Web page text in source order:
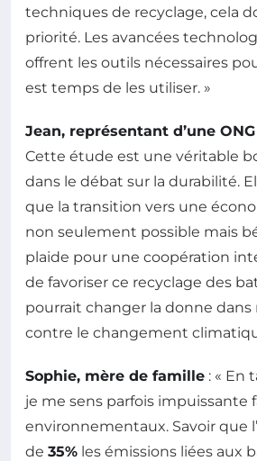
techniques de recyclage, cela
priorité. Les avancées
offrent les outils nécessaires
est temps de les utiliser. »
Jean, représentant d’une
Cette étude est une véritable
dans le débat sur la durabilité.
que la transition vers une
non seulement possible mais
plaide pour une coopération
de favoriser ce recyclage des
pourrait changer la donne
contre le changement
Sophie, mère de famille : « En
je me sens parfois impuissante
environnementaux. Savoir que
de 35% les émissions liées aux